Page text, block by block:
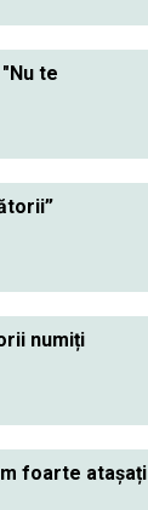
te
numiți
foarte atașați